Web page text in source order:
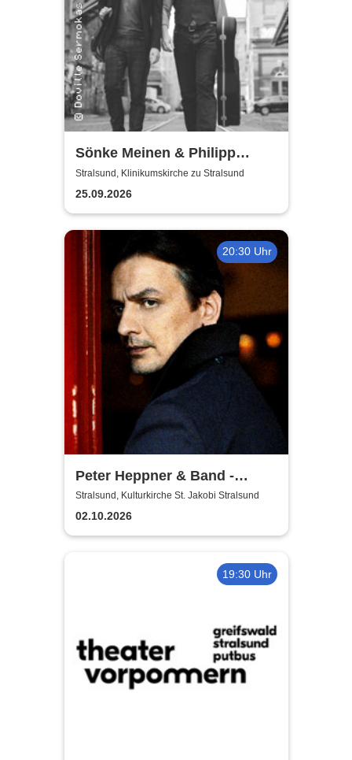
Sönke Meinen & Philipp
Wiechert | Konzert in
Klinikumskirche Strasund
Stralsund, Klinikumskirche zu Stralsund
25.09.2026
20:30 Uhr
Peter Heppner & Band -
Akustik Tour 2026
Stralsund, Kulturkirche St. Jakobi Stralsund
02.10.2026
19:30 Uhr